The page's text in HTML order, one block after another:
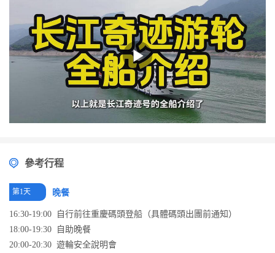
含、碼頭行李搬運、管家等精心服務。長江奇跡是一條流動的水上風景線，亦
是一座移動的豪奢水上宮殿，更是寄情山水、親近自然、商務休閑、品味尊貴
的絕處佳境。長江奇跡，等你來品鑒！
參考行程
第1天 晚餐
16:30-19:00 自行前往重慶碼頭登船（具體碼頭出團前通知）
18:00-19:30 自助晚餐
20:00-20:30 遊輪安全說明會